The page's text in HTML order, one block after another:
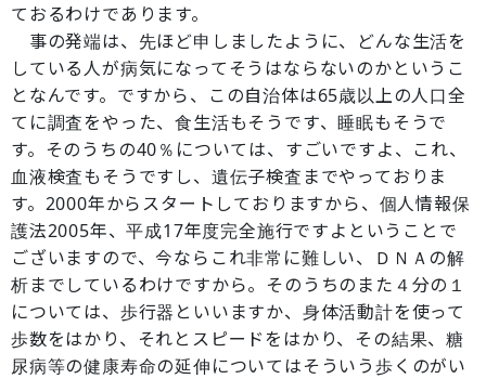
ておるわけであります。
事の発端は、先ほど申しましたように、どんな生活を
している人が病気になってそうはならないのかというこ
となんです。ですから、この自治体は65歳以上の人口全
てに調査をやった、食生活もそうです、睡眠もそうで
す。そのうちの40％については、すごいですよ、これ、
血液検査もそうですし、遺伝子検査までやっておりま
す。2000年からスタートしておりますから、個人情報保
護法2005年、平成17年度完全施行ですよということで
ございますので、今ならこれ非常に難しい、ＤＮＡの解
析までしているわけですから。そのうちのまた４分の１
については、歩行器といいますか、身体活動計を使って
歩数をはかり、それとスピードをはかり、その結果、糖
尿病等の健康寿命の延伸についてはそういう歩くのがい